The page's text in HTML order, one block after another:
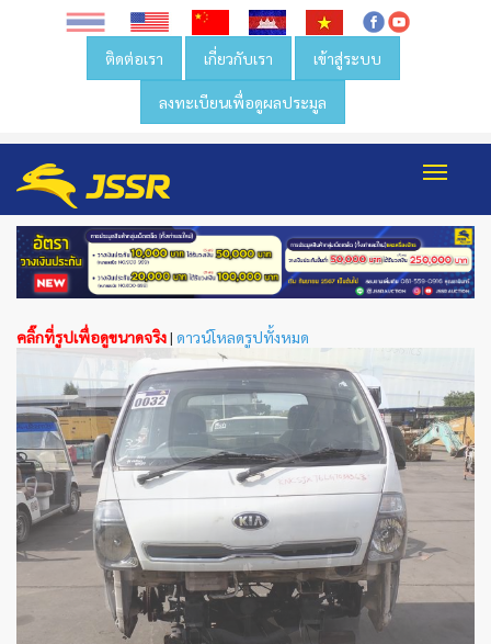
ติดต่อเรา เกี่ยวกับเรา เข้าสู่ระบบ
ลงทะเบียนเพื่อดูผลประมูล
คลิ๊กที่รูปเพื่อดูขนาดจริง| ดาวน์โหลดรูปทั้งหมด